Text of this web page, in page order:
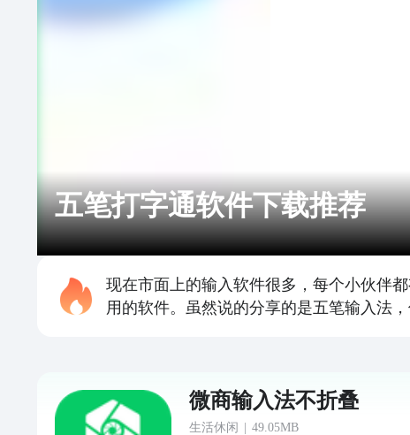
五笔打字通软件下载推荐
现在市面上的输入软件很多，每个小伙伴
用的软件。虽然说的分享的是五笔输入法
微商输入法不折叠
生活休闲 49.05MB